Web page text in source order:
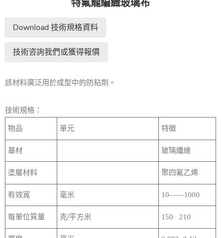
特氟龍編織玻璃布
Download 技術規格資料
技術咨詢我們或獲得報價
該材料廣泛用於成型中的防粘劑。
技術規格：
物品 單元 特徵
基材 玻璃纖維
塗層材料 聚四氟乙烯
有效寬 毫米 10——1000
每單位質量 克/平方米 150 210